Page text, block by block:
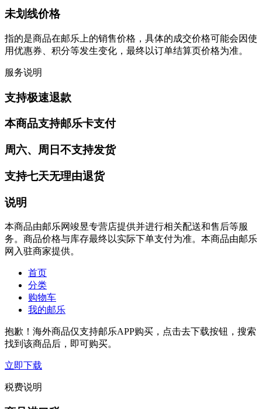
未划线价格
指的是商品在邮乐上的销售价格，具体的成交价格可能会因使
用优惠券、积分等发生变化，最终以订单结算页价格为准。
服务说明
支持极速退款
本商品支持邮乐卡支付
周六、周日不支持发货
支持七天无理由退货
说明
本商品由邮乐网竣昱专营店提供并进行相关配送和售后等服
务。商品价格与库存最终以实际下单支付为准。本商品由邮乐
网入驻商家提供。
首页
分类
购物车
我的邮乐
抱歉！海外商品仅支持邮乐APP购买，点击去下载按钮，搜索
找到该商品后，即可购买。
立即下载
税费说明